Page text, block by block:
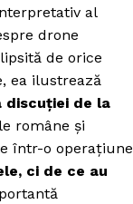
al
drone
de orice
ea ilustrează
discuției de la
române și
într-o operațiune
ci de ce au